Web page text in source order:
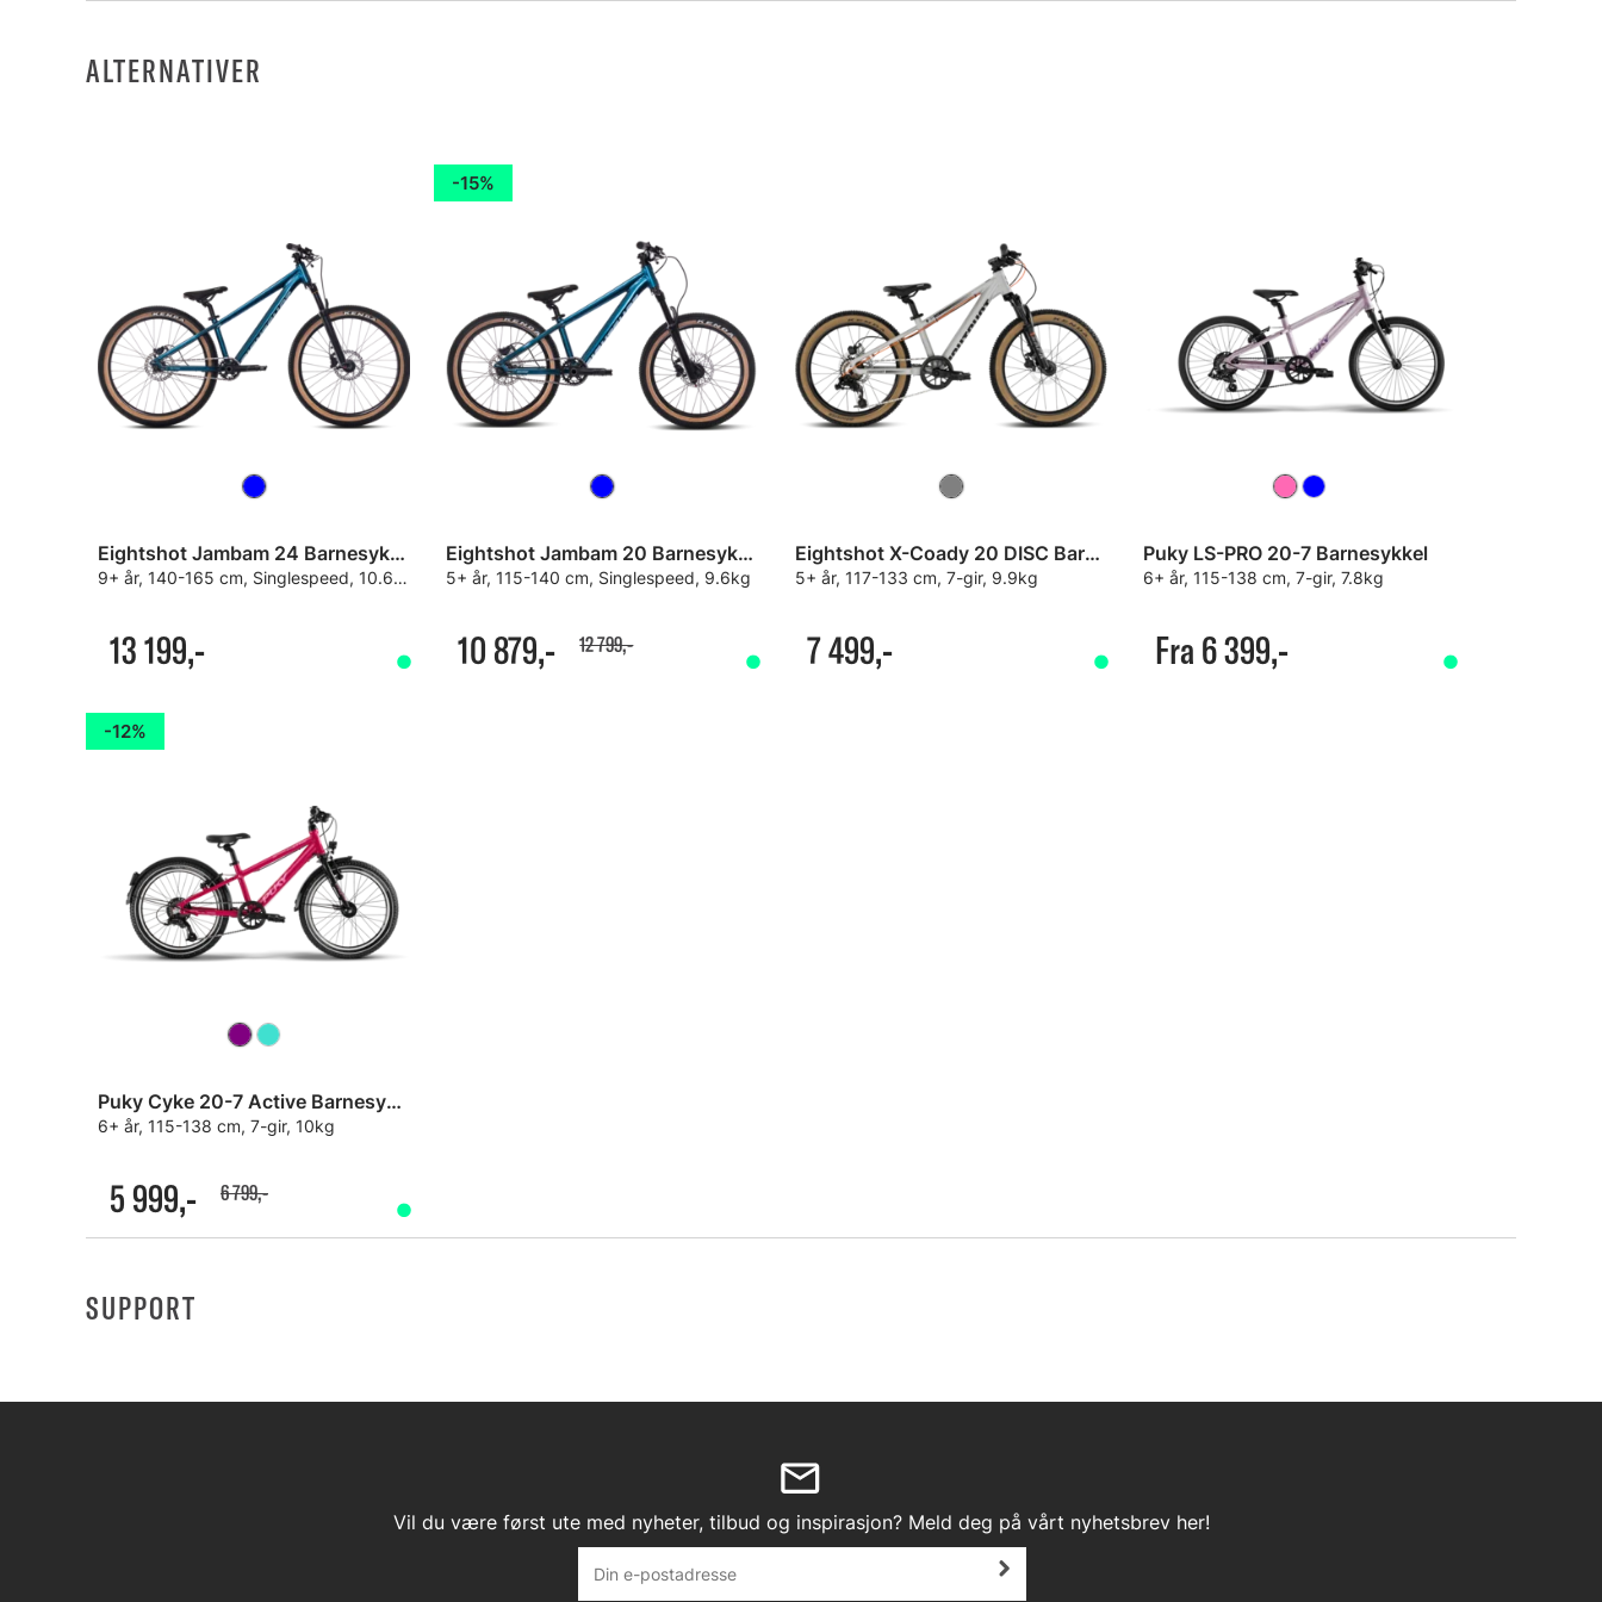
ALTERNATIVER
Eightshot Jambam 24 Barnesykkel
9+ år, 140-165 cm, Singlespeed, 10.6kg
13 199,-
15%
Eightshot Jambam 20 Barnesykkel
5+ år, 115-140 cm, Singlespeed, 9.6kg
10 879,- 12 799,-
Eightshot X-Coady 20 DISC Barnesykkel
5+ år, 117-133 cm, 7-gir, 9.9kg
7 499,-
Puky LS-PRO 20-7 Barnesykkel
6+ år, 115-138 cm, 7-gir, 7.8kg
Fra 6 399,-
12%
Puky Cyke 20-7 Active Barnesykkel
6+ år, 115-138 cm, 7-gir, 10kg
5 999,- 6 799,-
SUPPORT
Vil du være først ute med nyheter, tilbud og inspirasjon? Meld deg på vårt nyhetsbrev her!